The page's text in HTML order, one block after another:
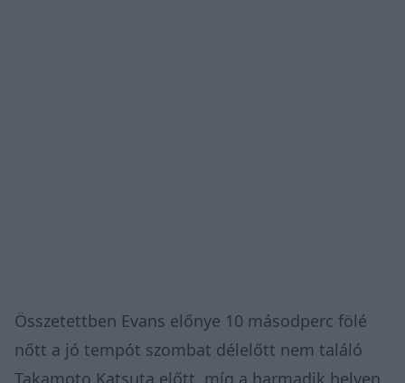
Összetettben Evans előnye 10 másodperc fölé
nőtt a jó tempót szombat délelőtt nem találó
Takamoto Katsuta előtt, míg a harmadik helyen